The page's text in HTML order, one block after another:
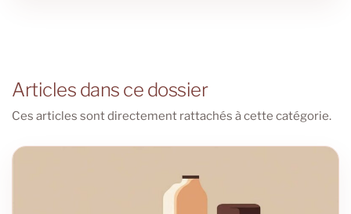
Articles dans ce dossier
Ces articles sont directement rattachés à cette catégorie.